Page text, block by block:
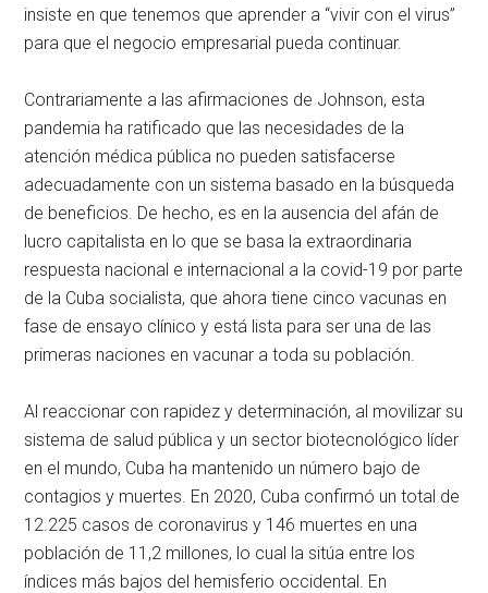
insiste en que tenemos que aprender a “vivir con el virus”
para que el negocio empresarial pueda continuar.
Contrariamente a las afirmaciones de Johnson, esta
pandemia ha ratificado que las necesidades de la
atención médica pública no pueden satisfacerse
adecuadamente con un sistema basado en la búsqueda
de beneficios. De hecho, es en la ausencia del afán de
lucro capitalista en lo que se basa la extraordinaria
respuesta nacional e internacional a la covid-19 por parte
de la Cuba socialista, que ahora tiene cinco vacunas en
fase de ensayo clínico y está lista para ser una de las
primeras naciones en vacunar a toda su población.
Al reaccionar con rapidez y determinación, al movilizar su
sistema de salud pública y un sector biotecnológico líder
en el mundo, Cuba ha mantenido un número bajo de
contagios y muertes. En 2020, Cuba confirmó un total de
12.225 casos de coronavirus y 146 muertes en una
población de 11,2 millones, lo cual la sitúa entre los
índices más bajos del hemisferio occidental. En